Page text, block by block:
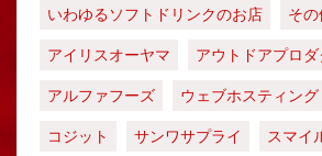
いわゆるソフトドリンクのお店
そ
アイリスオーヤマ
アウトドアプロ
アルファフーズ
ウェブホスティング
コジット
サンワサプライ
スマイ